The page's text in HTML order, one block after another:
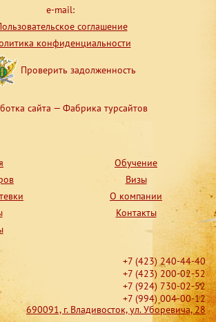
e-mail:
соглашение
конфиденциальности
Проверить задолженность
сайта — Фабрика турсайтов
Обучение
Визы
О компании
Контакты
+7 (423) 240-44-40
+7 (423) 200-02-52
+7 (924) 730-02-52
+7 (994) 004-00-12
690091, г. Владивосток, ул. Уборевича, 28